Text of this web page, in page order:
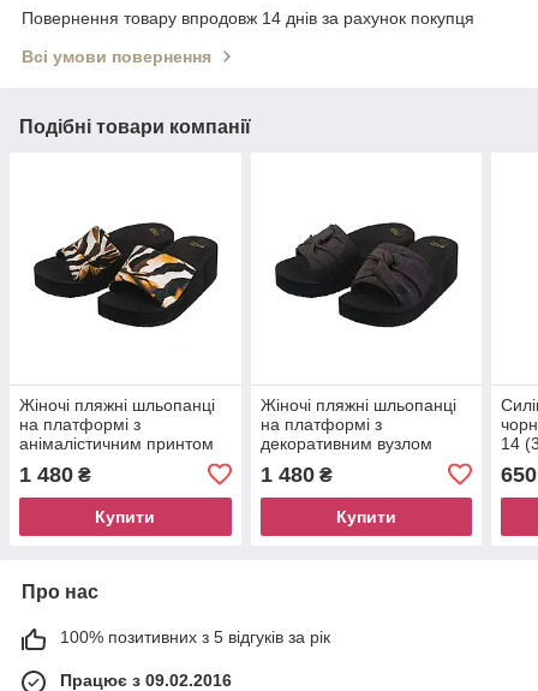
Повернення товару впродовж 14 днів за рахунок покупця
Всі умови повернення
Подібні товари компанії
Жіночі пляжні шльопанці
на платформі з
анімалістичним принтом
1 480 ₴
Купити
Жіночі пляжні шльопанці
на платформі з
декоративним вузлом
1 480₴
Купити
14
650
Про нас
100% позитивних з 5 відгуків за рік
Працює з 09.02.2016